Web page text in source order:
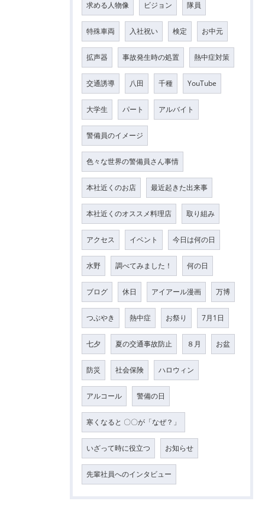
求める人物像 ビジョン 隊員
特殊車両 入社祝い 検定 お中元
拡声器 事故発生時の処置 熱中症対策
交通誘導 八田 千種 YouTube
大学生 パート アルバイト
警備員のイメージ
色々な世界の警備員さん事情
本社近くのお店 最近起きた出来事
本社近くのオススメ料理店 取り組み
アクセス イベント 今日は何の日
水野 調べてみました！ 何の日
ブログ 休日 アイアール漫画 万博
つぶやき 熱中症 お祭り 7月1日
七夕 夏の交通事故防止 ８月 お盆
防災 社会保険 ハロウィン
アルコール 警備の日
寒くなると 〇〇が「なぜ？」
いざって時に役立つ お知らせ
先輩社員へのインタビュー